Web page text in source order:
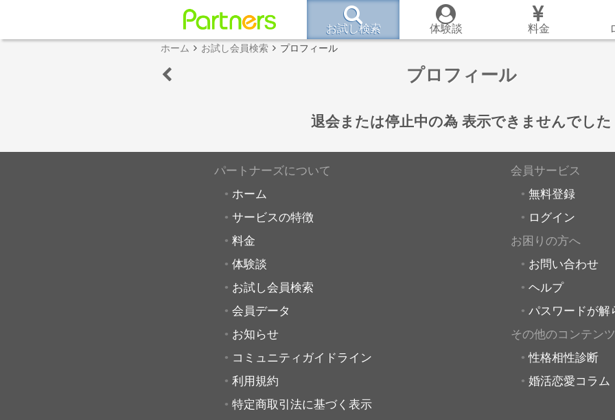
お試し検索 体験談 料金
ホーム お試し会員検索 プロフィール
プロフィール
退会または停止中の為 表示できませんでした
パートナーズについて
ホーム
サービスの特徴
料金
体験談
お試し会員検索
会員データ
お知らせ
コミュニティガイドライン
利用規約
特定商取引法に基づく表示
会員サービス
無料登録
ログイン
お困りの方へ
お問い合わせ
ヘルプ
パスワードが解
その他のコンテンツ
性格相性診断
婚活恋愛コラム